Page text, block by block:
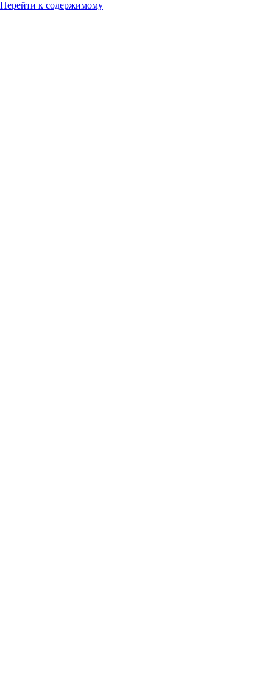
Перейти к содержимому